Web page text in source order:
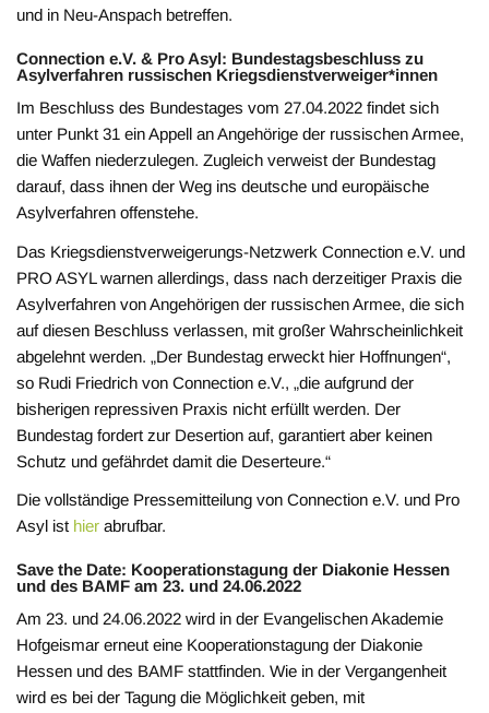
und in Neu-Anspach betreffen.
Connection e.V. & Pro Asyl: Bundestagsbeschluss zu
Asylverfahren russischen Kriegsdienstverweiger*innen
Im Beschluss des Bundestages vom 27.04.2022 findet sich
unter Punkt 31 ein Appell an Angehörige der russischen Armee,
die Waffen niederzulegen. Zugleich verweist der Bundestag
darauf, dass ihnen der Weg ins deutsche und europäische
Asylverfahren offenstehe.
Das Kriegsdienstverweigerungs-Netzwerk Connection e.V. und
PRO ASYL warnen allerdings, dass nach derzeitiger Praxis die
Asylverfahren von Angehörigen der russischen Armee, die sich
auf diesen Beschluss verlassen, mit großer Wahrscheinlichkeit
abgelehnt werden. „Der Bundestag erweckt hier Hoffnungen“,
so Rudi Friedrich von Connection e.V., „die aufgrund der
bisherigen repressiven Praxis nicht erfüllt werden. Der
Bundestag fordert zur Desertion auf, garantiert aber keinen
Schutz und gefährdet damit die Deserteure.“
Die vollständige Pressemitteilung von Connection e.V. und Pro
Asyl ist hier abrufbar.
Save the Date: Kooperationstagung der Diakonie Hessen
und des BAMF am 23. und 24.06.2022
Am 23. und 24.06.2022 wird in der Evangelischen Akademie
Hofgeismar erneut eine Kooperationstagung der Diakonie
Hessen und des BAMF stattfinden. Wie in der Vergangenheit
wird es bei der Tagung die Möglichkeit geben, mit